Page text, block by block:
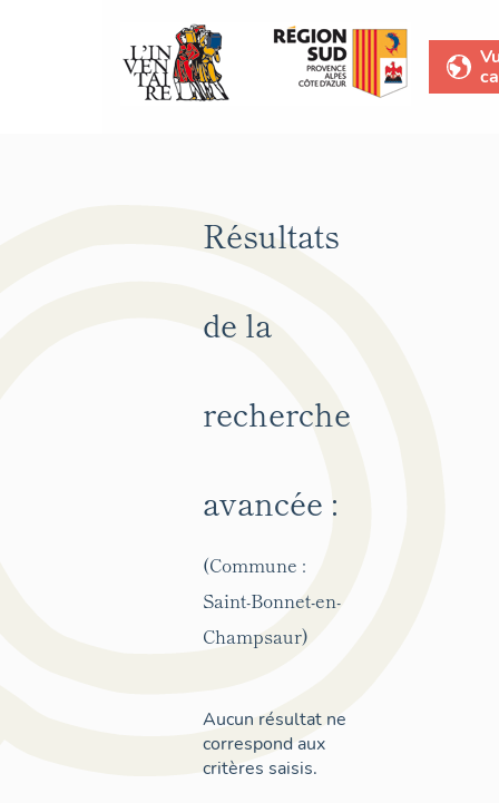
Résultats
de la
recherche
avancée :
(Commune :
Saint-Bonnet-en-
Champsaur)
Aucun résultat ne
correspond aux
critères saisis.